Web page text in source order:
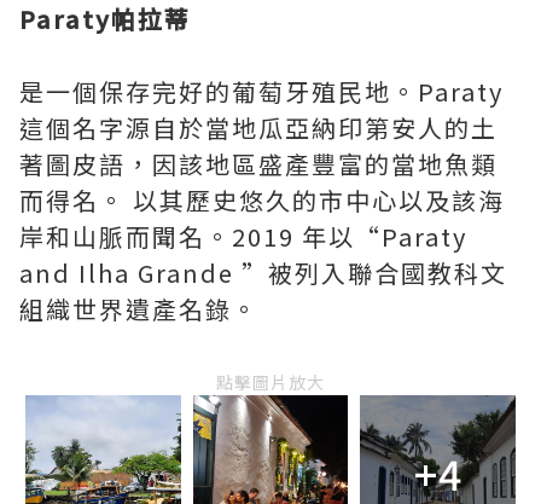
Paraty帕拉蒂
是一個保存完好的葡萄牙殖民地。Paraty
這個名字源自於當地瓜亞納印第安人的土
著圖皮語，因該地區盛產豐富的當地魚類
而得名。 以其歷史悠久的市中心以及該海
岸和山脈而聞名。2019 年以“Paraty
and Ilha Grande ”被列入聯合國教科文
組織世界遺產名錄。
點擊圖片放大
+4